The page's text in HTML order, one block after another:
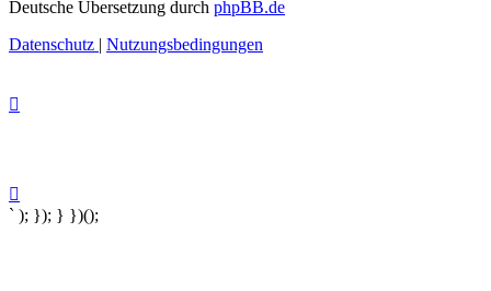
Deutsche Übersetzung durch phpBB.de
Datenschutz | Nutzungsbedingungen
` ); }); } })();